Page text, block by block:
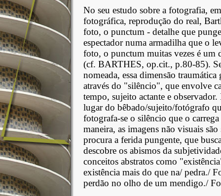
No seu estudo sobre a fotografia,
fotográfica, reprodução do real,
foto, o punctum - detalhe que
espectador numa armadilha que o
foto, o punctum muitas vezes é
(cf. BARTHES, op.cit., p.80-85).
nomeada, essa dimensão
através do "silêncio", que envolve
tempo, sujeito actante e
lugar do bêbado/sujeito/fotógrafo
fotografa-se o silêncio que o
maneira, as imagens não visuais
procura a ferida pungente, que
descobre os abismos da
conceitos abstratos como
existência mais do que na/ pedra./
perdão no olho de um mendigo./